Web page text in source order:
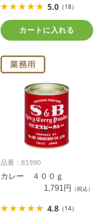
5.0 （18）
カートに入れる
品番：81990
カレー ４００ｇ
1,791円
（税込）
4.8 （14）